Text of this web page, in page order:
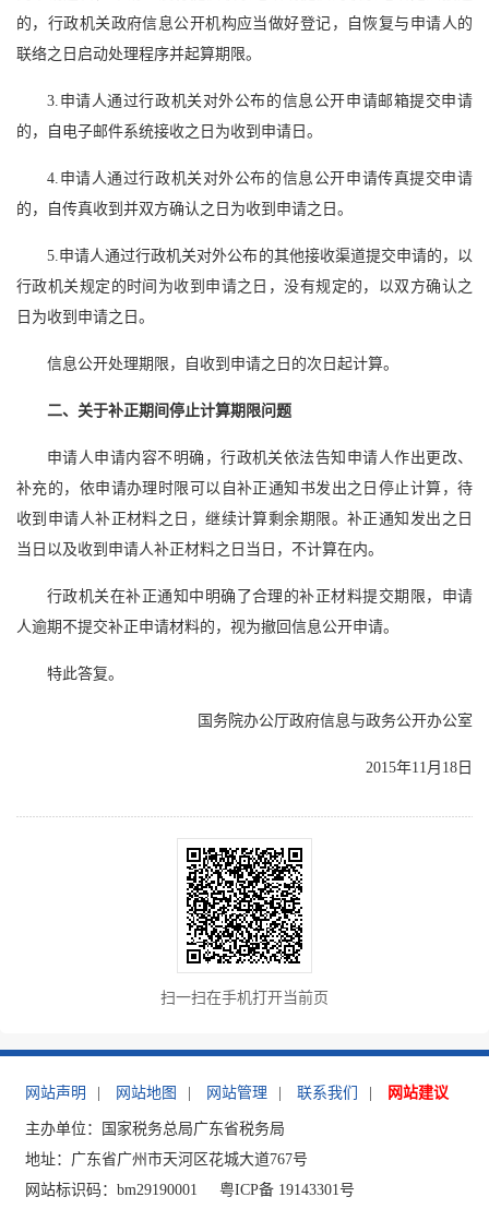
的，行政机关政府信息公开机构应当做好登记，自恢复与申请人的
联络之日启动处理程序并起算期限。
3.申请人通过行政机关对外公布的信息公开申请邮箱提交申请
的，自电子邮件系统接收之日为收到申请日。
4.申请人通过行政机关对外公布的信息公开申请传真提交申请
的，自传真收到并双方确认之日为收到申请之日。
5.申请人通过行政机关对外公布的其他接收渠道提交申请的，以
行政机关规定的时间为收到申请之日，没有规定的，以双方确认之
日为收到申请之日。
信息公开处理期限，自收到申请之日的次日起计算。
二、关于补正期间停止计算期限问题
申请人申请内容不明确，行政机关依法告知申请人作出更改、
补充的，依申请办理时限可以自补正通知书发出之日停止计算，待
收到申请人补正材料之日，继续计算剩余期限。补正通知发出之日
当日以及收到申请人补正材料之日当日，不计算在内。
行政机关在补正通知中明确了合理的补正材料提交期限，申请
人逾期不提交补正申请材料的，视为撤回信息公开申请。
特此答复。
国务院办公厅政府信息与政务公开办公室
2015年11月18日
扫一扫在手机打开当前页
网站声明 网站地图 网站管理 联系我们 网站建议
主办单位：国家税务总局广东省税务局
地址：广东省广州市天河区花城大道767号
网站标识码：bm29190001
粤ICP备 19143301号